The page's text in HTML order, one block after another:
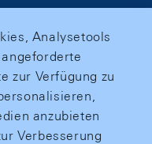
Analysetools
zur Verfügung zu
anzubieten
Verbesserung